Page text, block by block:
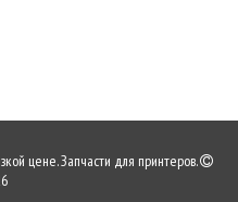
цене. Запчасти для принтеров.